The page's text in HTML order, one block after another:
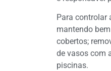
Para controlar
mantendo
cobertos;
de vasos com
piscinas.